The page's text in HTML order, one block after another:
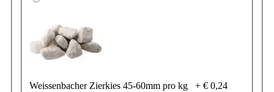
Weissenbacher Zierkies 45-60mm pro kg + € 0,24